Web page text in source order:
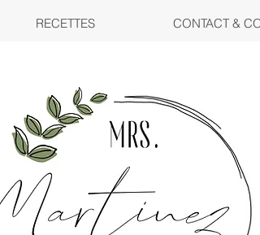
RECETTES CONTACT &